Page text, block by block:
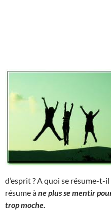
d’esprit ? A quoi se résume-t-il
résume àne plus se mentir
trop moche.